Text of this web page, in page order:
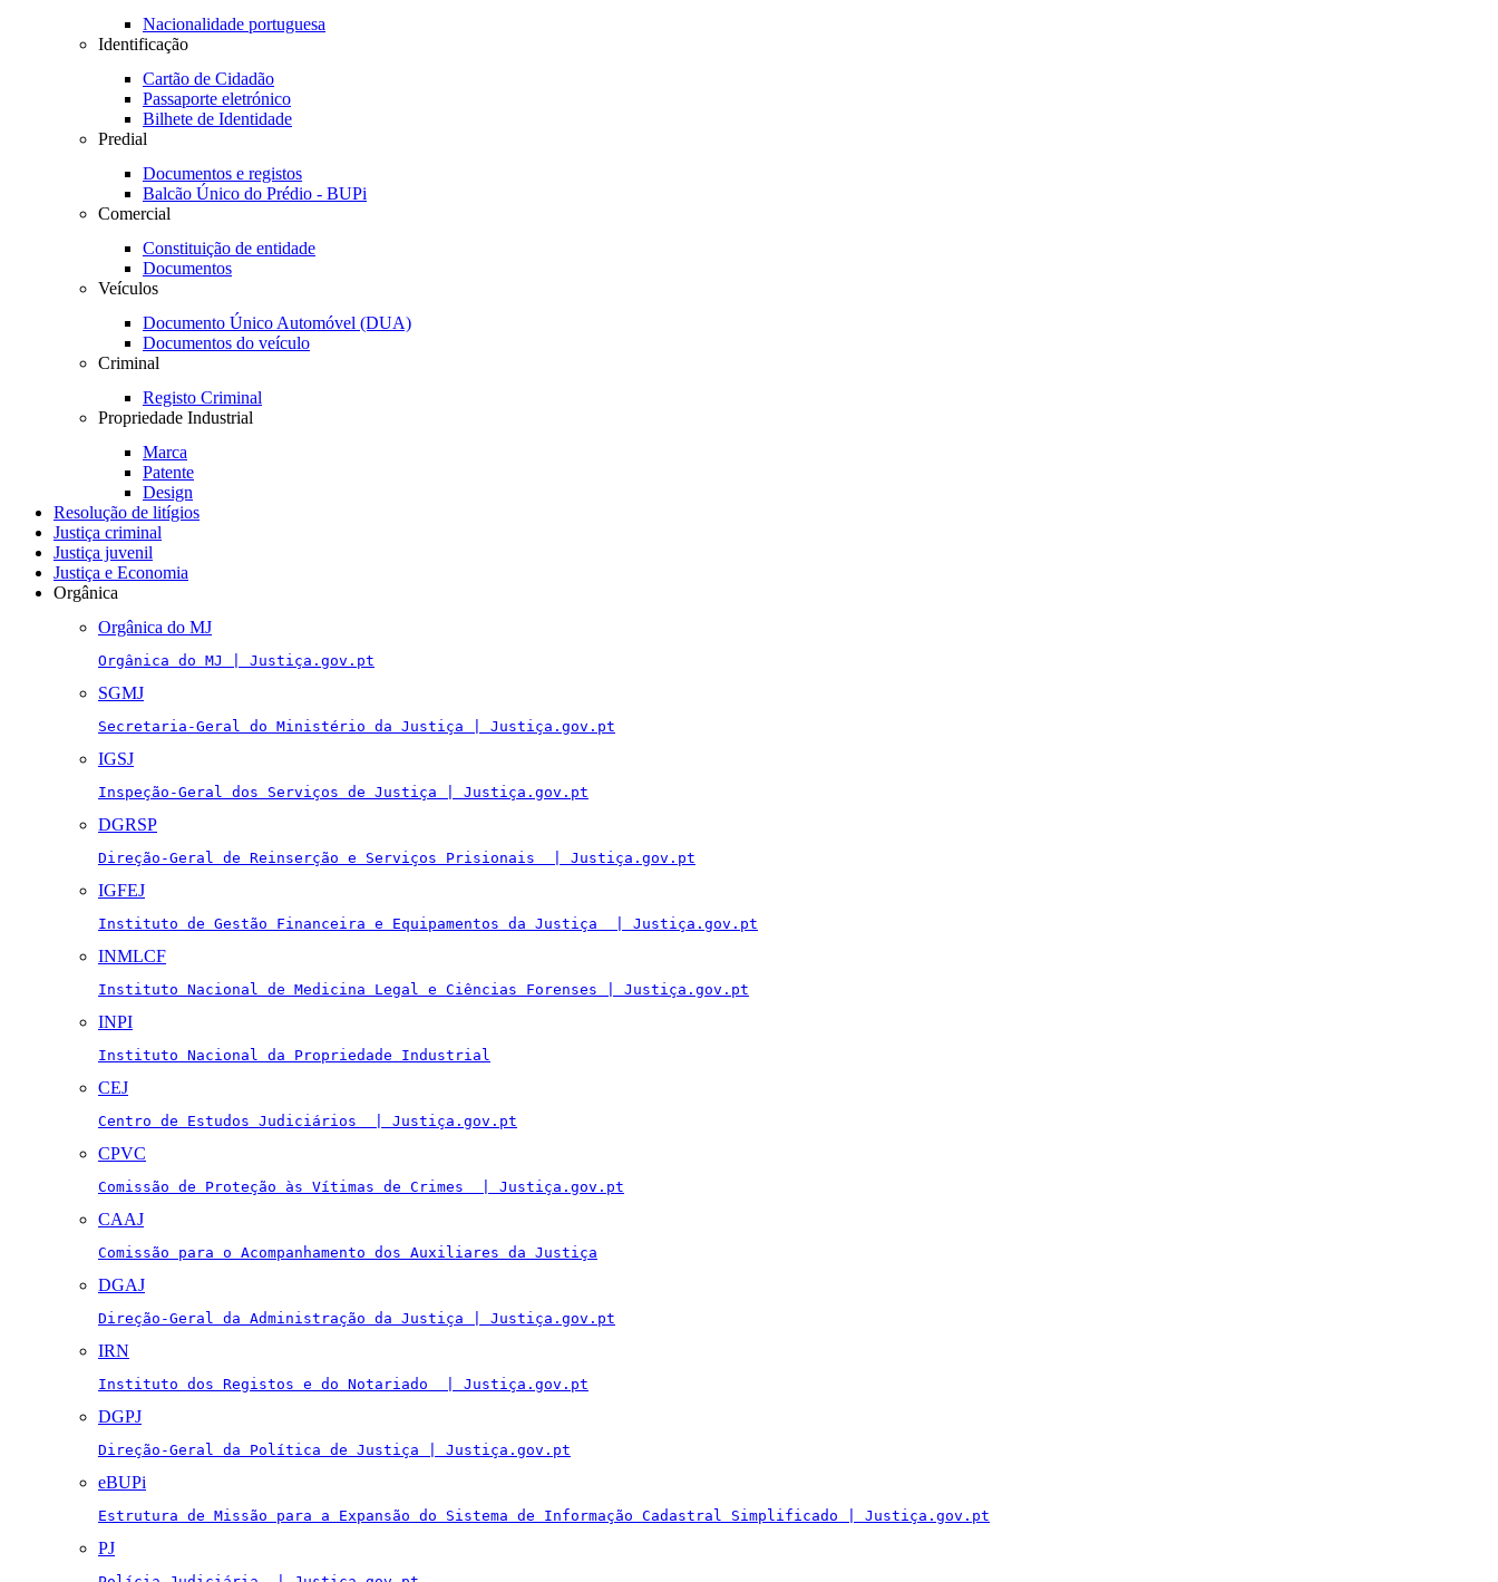
Nacionalidade portuguesa
Identificação
Cartão de Cidadão
Passaporte eletrónico
Bilhete de Identidade
Predial
Documentos e registos
Balcão Único do Prédio - BUPi
Comercial
Constituição de entidade
Documentos
Veículos
Documento Único Automóvel (DUA)
Documentos do veículo
Criminal
Registo Criminal
Propriedade Industrial
Marca
Patente
Design
Resolução de litígios
Justiça criminal
Justiça juvenil
Justiça e Economia
Orgânica
Orgânica do MJ
Orgânica do MJ | Justiça.gov.pt
SGMJ
Secretaria-Geral do Ministério da Justiça | Justiça.gov.pt
IGSJ
Inspeção-Geral dos Serviços de Justiça | Justiça.gov.pt
DGRSP
Direção-Geral de Reinserção e Serviços Prisionais  | Justiça.gov.pt
IGFEJ
Instituto de Gestão Financeira e Equipamentos da Justiça  | Justiça.gov.pt
INMLCF
Instituto Nacional de Medicina Legal e Ciências Forenses | Justiça.gov.pt
INPI
Instituto Nacional da Propriedade Industrial
CEJ
Centro de Estudos Judiciários  | Justiça.gov.pt
CPVC
Comissão de Proteção às Vítimas de Crimes  | Justiça.gov.pt
CAAJ
Comissão para o Acompanhamento dos Auxiliares da Justiça
DGAJ
Direção-Geral da Administração da Justiça | Justiça.gov.pt
IRN
Instituto dos Registos e do Notariado  | Justiça.gov.pt
DGPJ
Direção-Geral da Política de Justiça | Justiça.gov.pt
eBUPi
Estrutura de Missão para a Expansão do Sistema de Informação Cadastral Simplificado | Justiça.gov.pt
PJ